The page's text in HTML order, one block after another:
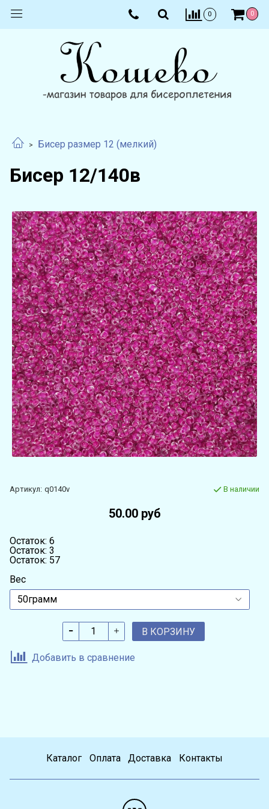
0 0
Бисер размер 12 (мелкий)
Бисер 12/140в
Артикул: q0140v В наличии
50.00 руб
Остаток: 6
Остаток: 3
Остаток: 57
Вес
В КОРЗИНУ
Добавить в сравнение
Каталог Оплата Доставка Контакты